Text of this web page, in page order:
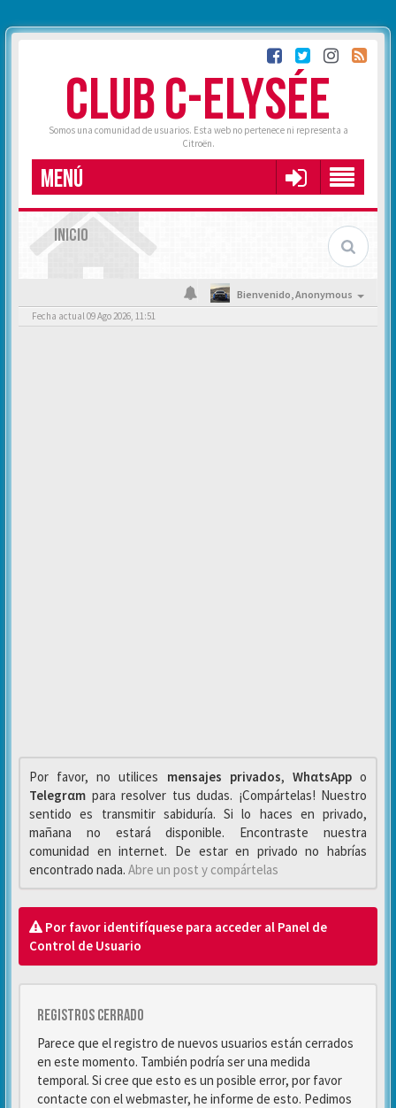
CLUB C-ELYSÉE
Somos una comunidad de usuarios. Esta web no pertenece ni representa a
Citroën.
MENÚ
INICIO
Bienvenido,Anonymous
Fecha actual 09 Ago 2026, 11:51
Por favor, no utilices mensajes privados, WhαtsAppo
Telegrαm para resolver tus dudas. ¡Compártelas! Nuestro
sentido es transmitir sabiduría. Si lo haces en privado,
mañana no estará disponible. Encontraste nuestra
comunidad en internet. De estar en privado no habrías
encontrado nada. Abre un post y compártelas
Por favor identifíquese para acceder al Panel de
Control de Usuario
Registros cerrado
Parece que el registro de nuevos usuarios están cerrados
en este momento. También podría ser una medida
temporal. Si cree que esto es un posible error, por favor
contacte con el webmaster, he informe de esto. Pedimos